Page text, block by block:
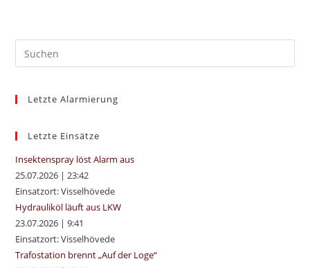
Letzte Alarmierung
Letzte Einsätze
Insektenspray löst Alarm aus
25.07.2026 |23:42
Einsatzort: Visselhövede
Hydrauliköl läuft aus LKW
23.07.2026 |9:41
Einsatzort: Visselhövede
Trafostation brennt „Auf der Loge“